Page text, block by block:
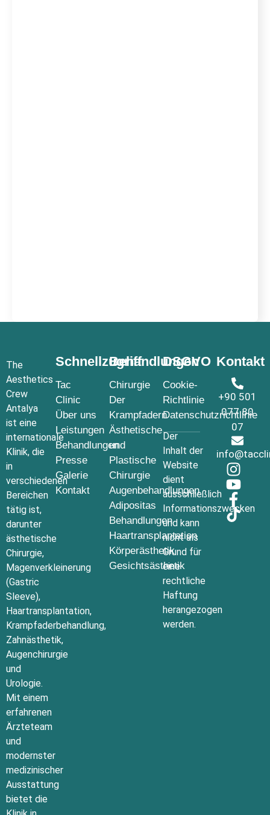
The
Aesthetics
Crew
Antalya
ist eine
internationale
Klinik, die
in
verschiedenen
Bereichen
tätig ist,
darunter
ästhetische
Chirurgie,
Magenverkleinerung
(Gastric
Sleeve),
Haartransplantation,
Krampfaderbehandlung,
Zahnästhetik,
Augenchirurgie
und
Urologie.
Mit einem
erfahrenen
Ärzteteam
und
modernster
medizinischer
Ausstattung
bietet die
Schnellzugriff
Tac
Clinic
Über uns
Leistungen
Behandlungen
Presse
Galerie
Kontakt
Behandlungen
Chirurgie
Der
Krampfadern
Ästhetische
und
Plastische
Chirurgie
Augenbehandlungen
Adipositas
Behandlungen
Haartransplantation
Körperästhetik
Gesichtsästhetik
DSGVO
Cookie-
Richtlinie
Datenschutzrichtlinie
Der
Inhalt der
Website
dient
ausschließlich
Informationszwecken
und kann
nicht als
Grund für
eine
rechtliche
Haftung
herangezogen
werden.
Kontakt
+90 501
077 80
07